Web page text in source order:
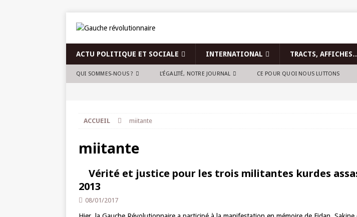
ACTU POLITIQUE ET SOCIALE INTERNATIONAL TRACTS,
QUI SOMMES-NOUS ? L’ÉGALITÉ, NOTRE JOURNAL CE POUR QUOI NOUS LUTTONS
ACCUEIL miitante
miitante
Vérité et justice pour les trois militantes kurdes
2013
08/01/2017